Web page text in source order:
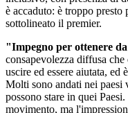
è accaduto: è troppo
sottolineato il premier.
"Impegno per ottenere
consapevolezza diffusa
uscire ed essere aiutata, ed
Molti sono andati nei paesi
possono stare in quei
movimento, ma